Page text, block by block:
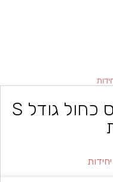
רצועת פלקסי פאן פס כחול גודל S